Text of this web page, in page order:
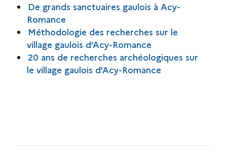
De grands sanctuaires gaulois à Acy-
Romance
Méthodologie des recherches sur le
village gaulois d'Acy-Romance
20 ans de recherches archéologiques sur
le village gaulois d'Acy-Romance